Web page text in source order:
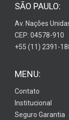
SÃO PAULO:
Av. Nações
CEP: 04578-910
+55 (11) 2391-
MENU:
Contato
Institucional
Seguro Garantia